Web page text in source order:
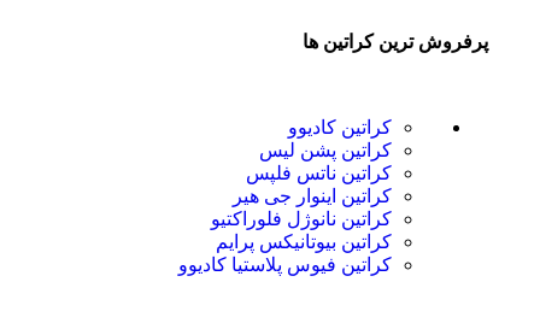
پرفروش ترین کراتین ها
کراتین کادیوو
کراتین پشن لیس
کراتین ناتس فلپس
کراتین اینوار جی هیر
کراتین نانوژل فلوراکتیو
کراتین بیوتانیکس پرایم
کراتین فیوس پلاستیا کادیوو